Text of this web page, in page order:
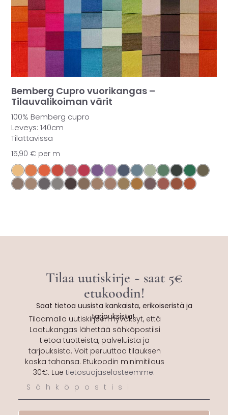
Bemberg Cupro vuorikangas –
Tilauvalikoiman värit
100% Bemberg cupro
Leveys: 140cm
Tilattavissa
15,90€ per m
Tilaa uutiskirje ~ saat 5€
etukoodin!
Saat tietoa uusista kankaista, erikoiseristä ja
tarjouksista!
Tilaamalla uutiskirjeen hyväksyt, että
Laatukangas lähettää sähköpostiisi
tietoa tuotteista, palveluista ja
tarjouksista. Voit peruuttaa tilauksen
koska tahansa. Etukoodin minimitilaus
30€. Lue tietosuojaselosteemme.